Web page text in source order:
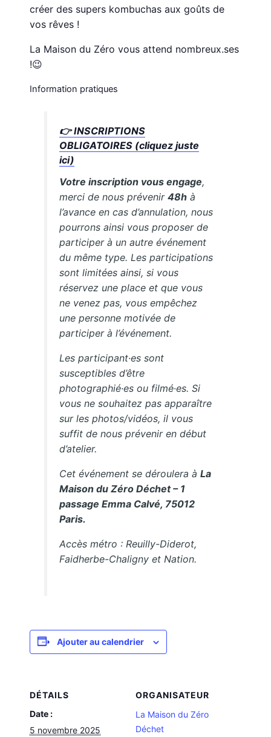
créer des supers kombuchas aux goûts de
vos rêves !
La Maison du Zéro vous attend nombreux.ses
!😉
Information pratiques
👉 INSCRIPTIONS
OBLIGATOIRES (cliquez juste
ici)
Votre inscription vous engage,
merci de nous prévenir48h à
l’avance en cas d’annulation, nous
pourrons ainsi vous proposer de
participer à un autre événement
du même type. Les participations
sont limitées ainsi, si vous
réservez une place et que vous
ne venez pas, vous empêchez
une personne motivée de
participer à l’événement.
Les participant·es sont
susceptibles d’être
photographié·es ou filmé·es. Si
vous ne souhaitez pas apparaître
sur les photos/vidéos, il vous
suffit de nous prévenir en début
d’atelier.
Cet événement se déroulera àLa
Maison du Zéro Déchet – 1
passage Emma Calvé, 75012
Paris.
Accès métro : Reuilly-Diderot,
Faidherbe-Chaligny et Nation.
Ajouter au calendrier
DÉTAILS
Date :
5 novembre 2025
ORGANISATEUR
La Maison du Zéro
Déchet